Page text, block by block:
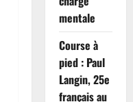
mentale
Course à
pied : Paul
Langin, 25e
français au